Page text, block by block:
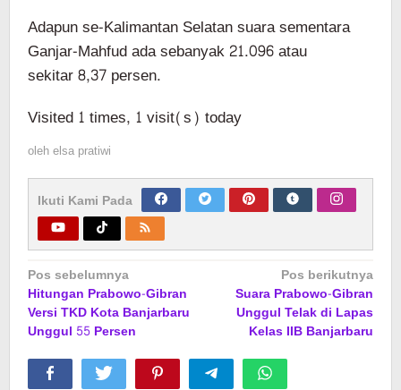
Adapun se-Kalimantan Selatan suara sementara
Ganjar-Mahfud ada sebanyak 21.096 atau
sekitar 8,37 persen.
Visited 1 times, 1 visit(s) today
olehelsa pratiwi
Ikuti Kami Pada
Navigasi
pos
Pos sebelumnya
Hitungan Prabowo-Gibran
Versi TKD Kota Banjarbaru
Unggul 55 Persen
Pos berikutnya
Suara Prabowo-Gibran
Unggul Telak di Lapas
Kelas IIB Banjarbaru